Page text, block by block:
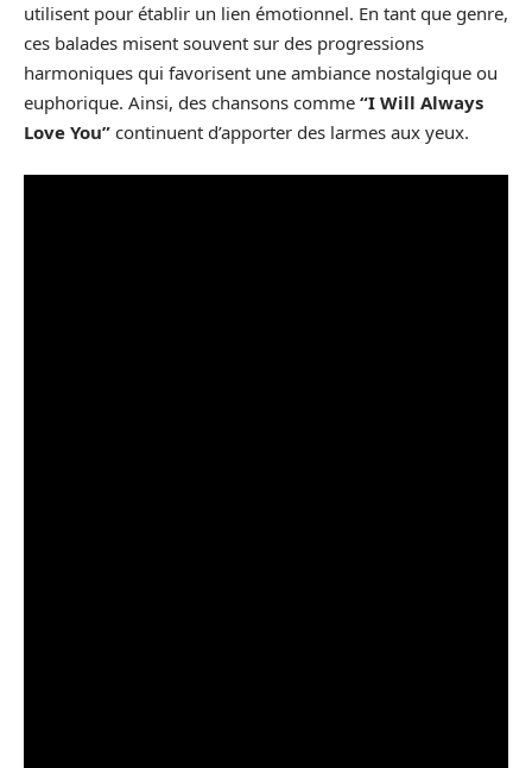
utilisent pour établir un lien émotionnel. En tant que genre,
ces balades misent souvent sur des progressions
harmoniques qui favorisent une ambiance nostalgique ou
euphorique. Ainsi, des chansons comme “I Will Always
Love You” continuent d’apporter des larmes aux yeux.